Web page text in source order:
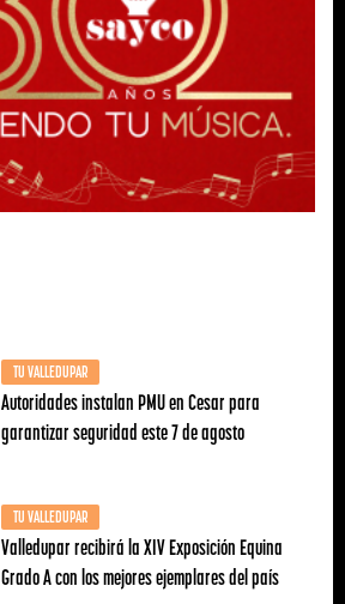
TU VALLEDUPAR
Autoridades instalan PMU en Cesar para
garantizar seguridad este 7 de agosto
TU VALLEDUPAR
Valledupar recibirá la XIV Exposición Equina
Grado A con los mejores ejemplares del país